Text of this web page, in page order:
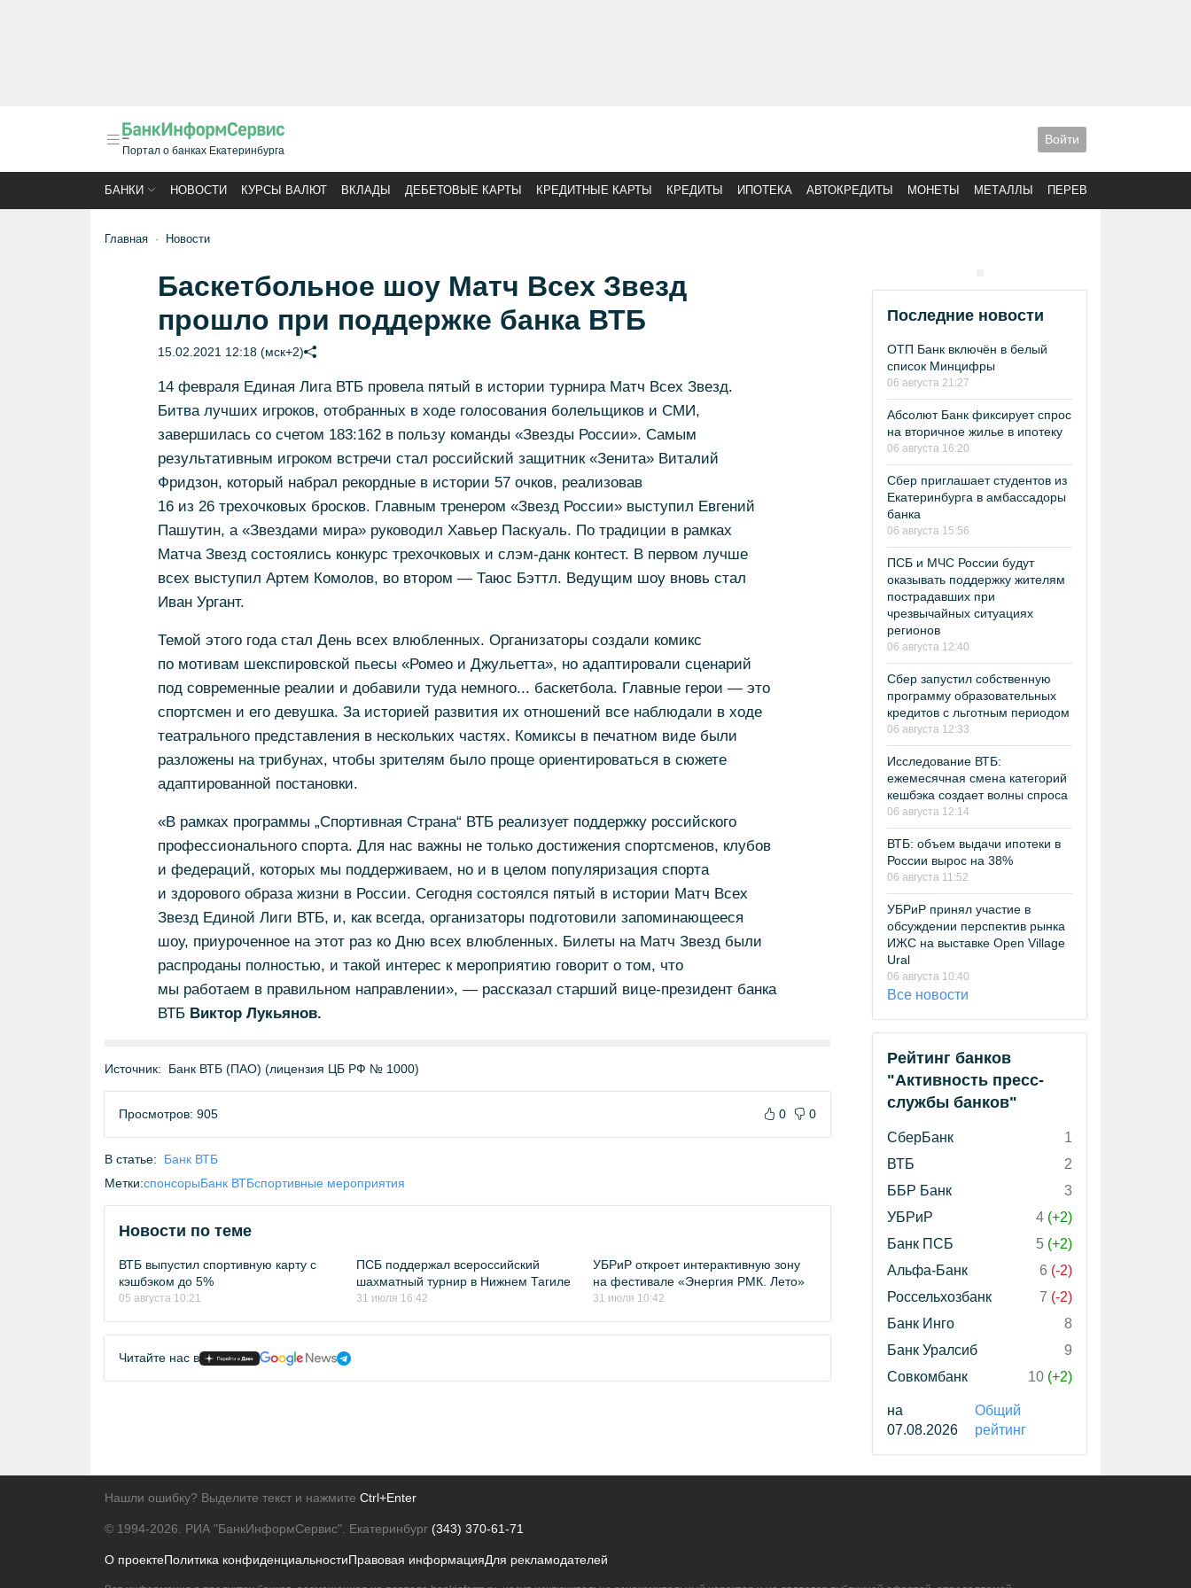
Портал о банках Екатеринбурга
Войти
БАНКИ НОВОСТИ КУРСЫ ВАЛЮТ ВКЛАДЫ ДЕБЕТОВЫЕ КАРТЫ КРЕДИТНЫЕ КАРТЫ КРЕДИТЫ ИПОТЕКА АВТОКРЕДИТЫ МОНЕТЫ МЕТАЛЛЫ ПЕРЕВОДЫ
Главная Новости
Баскетбольное шоу Матч Всех Звезд
прошло при поддержке банка ВТБ
15.02.2021 12:18 (мск+2)
14 февраля Единая Лига ВТБ провела пятый в истории турнира Матч Всех Звезд.
Битва лучших игроков, отобранных в ходе голосования болельщиков и СМИ,
завершилась со счетом 183:162 в пользу команды «Звезды России». Самым
результативным игроком встречи стал российский защитник «Зенита» Виталий
Фридзон, который набрал рекордные в истории 57 очков, реализовав
16 из 26 трехочковых бросков. Главным тренером «Звезд России» выступил Евгений
Пашутин, а «Звездами мира» руководил Хавьер Паскуаль. По традиции в рамках
Матча Звезд состоялись конкурс трехочковых и слэм-данк контест. В первом лучше
всех выступил Артем Комолов, во втором — Таюс Бэттл. Ведущим шоу вновь стал
Иван Ургант.
Темой этого года стал День всех влюбленных. Организаторы создали комикс
по мотивам шекспировской пьесы «Ромео и Джульетта», но адаптировали сценарий
под современные реалии и добавили туда немного... баскетбола. Главные герои — это
спортсмен и его девушка. За историей развития их отношений все наблюдали в ходе
театрального представления в нескольких частях. Комиксы в печатном виде были
разложены на трибунах, чтобы зрителям было проще ориентироваться в сюжете
адаптированной постановки.
«В рамках программы „Спортивная Страна“ ВТБ реализует поддержку российского
профессионального спорта. Для нас важны не только достижения спортсменов, клубов
и федераций, которых мы поддерживаем, но и в целом популяризация спорта
и здорового образа жизни в России. Сегодня состоялся пятый в истории Матч Всех
Звезд Единой Лиги ВТБ, и, как всегда, организаторы подготовили запоминающееся
шоу, приуроченное на этот раз ко Дню всех влюбленных. Билеты на Матч Звезд были
распроданы полностью, и такой интерес к мероприятию говорит о том, что
мы работаем в правильном направлении», — рассказал старший вице-президент банка
ВТБ Виктор Лукьянов.
Источник: Банк ВТБ (ПАО) (лицензия ЦБ РФ № 1000)
Просмотров: 905 0 0
В статье:
Банк ВТБ
Метки:спонсорыБанк ВТБспортивные мероприятия
Новости по теме
ВТБ выпустил спортивную карту с
кэшбэком до 5%
05 августа 10:21
ПСБ поддержал всероссийский
шахматный турнир в Нижнем Тагиле
31 июля 16:42
УБРиР откроет интерактивную зону
на фестивале «Энергия РМК. Лето»
31 июля 10:42
Читайте нас в
Последние новости
ОТП Банк включён в белый
список Минцифры
06 августа 21:27
Абсолют Банк фиксирует спрос
на вторичное жилье в ипотеку
06 августа 16:20
Сбер приглашает студентов из
Екатеринбурга в амбассадоры
банка
06 августа 15:56
ПСБ и МЧС России будут
оказывать поддержку жителям
пострадавших при
чрезвычайных ситуациях
регионов
06 августа 12:40
Сбер запустил собственную
программу образовательных
кредитов с льготным периодом
06 августа 12:33
Исследование ВТБ:
ежемесячная смена категорий
кешбэка создает волны спроса
06 августа 12:14
ВТБ: объем выдачи ипотеки в
России вырос на 38%
06 августа 11:52
УБРиР принял участие в
обсуждении перспектив рынка
ИЖС на выставке Open Village
Ural
06 августа 10:40
Все новости
Рейтинг банков
"Активность пресс-
службы банков"
СберБанк
1
ВТБ
2
ББР Банк
3
УБРиР
4 (+2)
Банк ПСБ
5 (+2)
Альфа-Банк
6 (-2)
Россельхозбанк
7 (-2)
Банк Инго
8
Банк Уралсиб
9
Совкомбанк
10 (+2)
на
07.08.2026
Общий
рейтинг
Нашли ошибку? Выделите текст и нажмите Ctrl+Enter
© 1994-2026. РИА "БанкИнформСервис". Екатеринбург (343) 370-61-71
О проектеПолитика конфиденциальностиПравовая информацияДля рекламодателей